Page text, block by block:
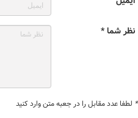
نظر شما *
* لطفا عدد مقابل را در جعبه متن وارد کنید